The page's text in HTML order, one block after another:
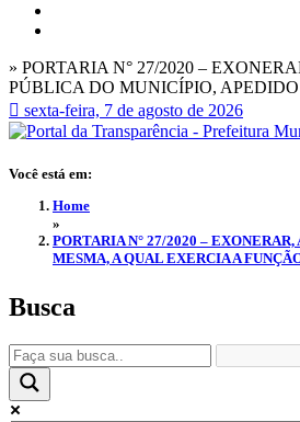
» PORTARIA N° 27/2020 –
PÚBLICA DO MUNICÍPIO,
sexta-feira, 7 de agosto de 2026
Você está em:
Home
»
PORTARIA N° 27/2020 –
MESMA, A QUAL EXERCIA A
Busca